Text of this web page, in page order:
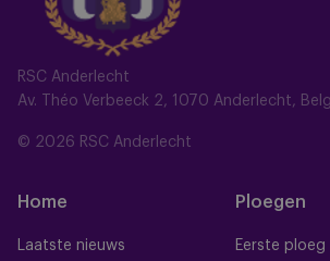
RSC Anderlecht
Av. Théo Verbeeck 2, 1070 Anderlecht,
© 2026 RSC Anderlecht
Home
Laatste nieuws
Ploegen
Eerste ploeg